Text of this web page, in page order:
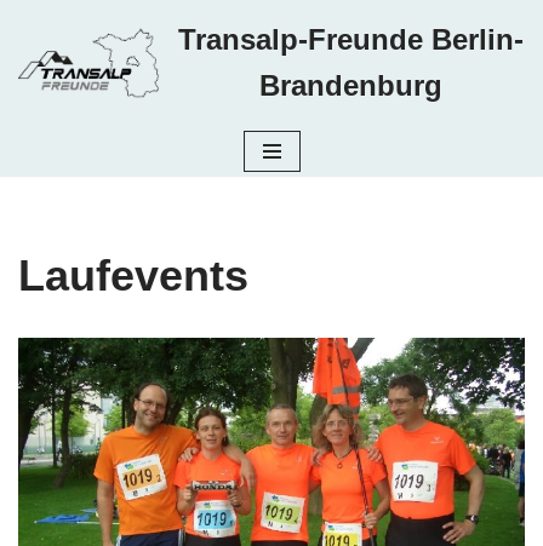
Zum
Inhalt
Transalp-Freunde Berlin-
Brandenburg
Laufevents